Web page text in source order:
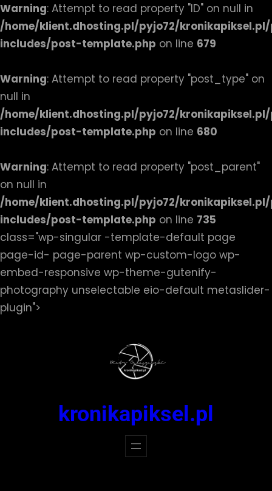
Warning: Attempt to read property "ID" on null in
/home/klient.dhosting.pl/pyjo72/
includes/post-template.php on line 679
Warning: Attempt to read property "post_type" on
null in
/home/klient.dhosting.pl/pyjo72/
includes/post-template.php on line 680
Warning: Attempt to read property "post_parent"
on null in
/home/klient.dhosting.pl/pyjo72/
includes/post-template.php on line 735
class="wp-singular -template-default page
page-id- page-parent wp-custom-logo wp-
embed-responsive wp-theme-gutenify-
photography unselectable eio-default metaslider-
plugin">
kronikapiksel.pl